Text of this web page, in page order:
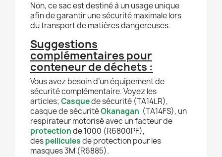
Non, ce sac est destiné à un usage unique
afin de garantir une sécurité maximale lors
du transport de matières dangereuses.
Suggestions
complémentaires pour
conteneur de déchets :
Vous avez besoin d’un équipement de
sécurité complémentaire. Voyez les
articles; Casquede sécurité (TA14LR),
casque de sécuritéOkanagan (TA14FS), un
respirateur motorisé avec un facteur de
protectionde 1000 (R6800PF),
despelliculesde protection pour les
masques 3M (R6885).